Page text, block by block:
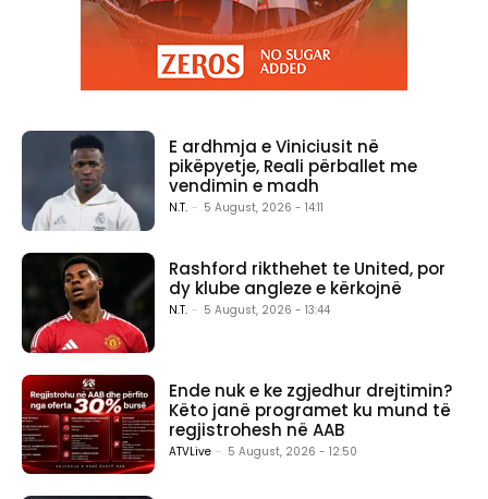
E ardhmja e Viniciusit në
pikëpyetje, Reali përballet me
vendimin e madh
N.T. - 5 August, 2026 - 14:11
Rashford rikthehet te United, por
dy klube angleze e kërkojnë
N.T. - 5 August, 2026 - 13:44
Ende nuk e ke zgjedhur drejtimin?
Këto janë programet ku mund të
regjistrohesh në AAB
ATVLive - 5 August, 2026 - 12:50